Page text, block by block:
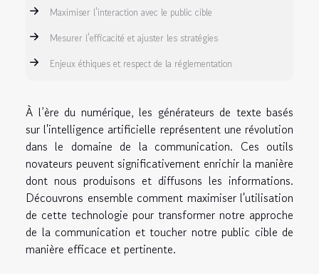
Maximiser l'interaction avec le public cible
Mesurer l'efficacité et ajuster les stratégies
Enjeux éthiques et respect de la réglementation
À l’ère du numérique, les générateurs de texte basés
sur l'intelligence artificielle représentent une révolution
dans le domaine de la communication. Ces outils
novateurs peuvent significativement enrichir la manière
dont nous produisons et diffusons les informations.
Découvrons ensemble comment maximiser l'utilisation
de cette technologie pour transformer notre approche
de la communication et toucher notre public cible de
manière efficace et pertinente.